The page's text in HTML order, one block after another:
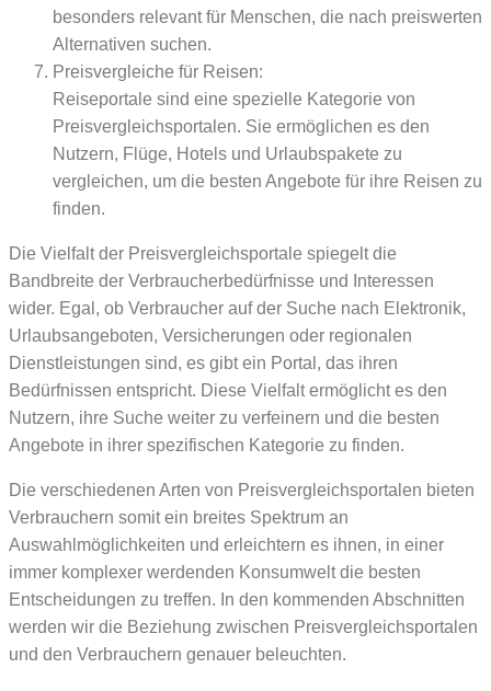
besonders relevant für Menschen, die nach preiswerten
Alternativen suchen.
Preisvergleiche für Reisen:
Reiseportale sind eine spezielle Kategorie von
Preisvergleichsportalen. Sie ermöglichen es den
Nutzern, Flüge, Hotels und Urlaubspakete zu
vergleichen, um die besten Angebote für ihre Reisen zu
finden.
Die Vielfalt der Preisvergleichsportale spiegelt die
Bandbreite der Verbraucherbedürfnisse und Interessen
wider. Egal, ob Verbraucher auf der Suche nach Elektronik,
Urlaubsangeboten, Versicherungen oder regionalen
Dienstleistungen sind, es gibt ein Portal, das ihren
Bedürfnissen entspricht. Diese Vielfalt ermöglicht es den
Nutzern, ihre Suche weiter zu verfeinern und die besten
Angebote in ihrer spezifischen Kategorie zu finden.
Die verschiedenen Arten von Preisvergleichsportalen bieten
Verbrauchern somit ein breites Spektrum an
Auswahlmöglichkeiten und erleichtern es ihnen, in einer
immer komplexer werdenden Konsumwelt die besten
Entscheidungen zu treffen. In den kommenden Abschnitten
werden wir die Beziehung zwischen Preisvergleichsportalen
und den Verbrauchern genauer beleuchten.